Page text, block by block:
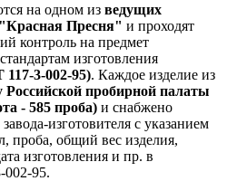
на одном из ведущих
Пресня" и проходят
контроль на предмет
изготовления
3-002-95). Каждое изделие из
Российской пробирной палаты
- 585 проба) и снабжено
изготовителя с указанием
проба, общий вес изделия,
изготовления и пр. в
002-95.